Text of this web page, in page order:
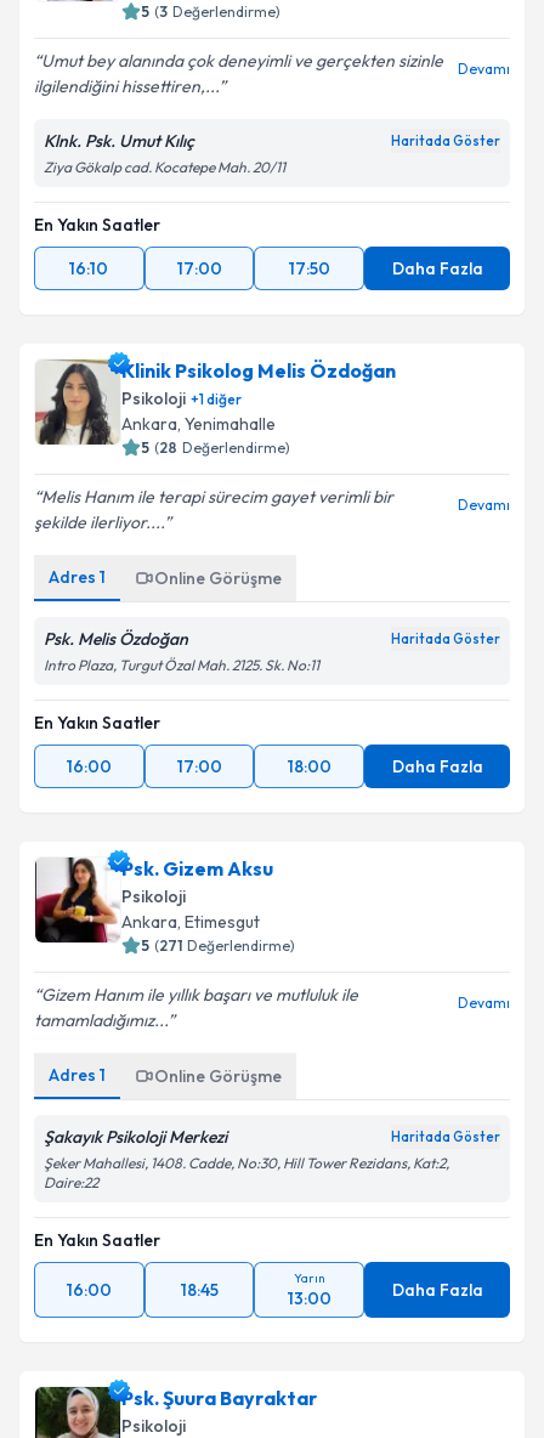
5 (3 Değerlendirme)
Umut bey alanında çok deneyimli ve gerçekten sizinle
ilgilendiğini hissettiren,...
Devamı
Klnk. Psk. Umut Kılıç Haritada Göster
Ziya Gökalp cad. Kocatepe Mah. 20/11
En Yakın Saatler
16:10
17:00 17:50 Daha Fazla
Klinik Psikolog Melis Özdoğan
Psikoloji +1diğer
Ankara, Yenimahalle
5 (28 Değerlendirme)
Melis Hanım ile terapi sürecim gayet verimli bir
şekilde ilerliyor....
Devamı
Adres 1 Online Görüşme
Psk. Melis Özdoğan Haritada Göster
Intro Plaza, Turgut Özal Mah. 2125. Sk. No:11
En Yakın Saatler
16:00
17:00 18:00 Daha Fazla
Psk. Gizem Aksu
Psikoloji
Ankara, Etimesgut
5 (271 Değerlendirme)
Gizem Hanım ile yıllık başarı ve mutluluk ile
tamamladığımız...
Devamı
Adres 1 Online Görüşme
Şakayık Psikoloji Merkezi Haritada Göster
Şeker Mahallesi, 1408. Cadde, No:30, Hill Tower Rezidans, Kat:2,
Daire:22
En Yakın Saatler
16:00 18:45
Yarın
13:00 Daha Fazla
Psk. Şuura Bayraktar
Psikoloji